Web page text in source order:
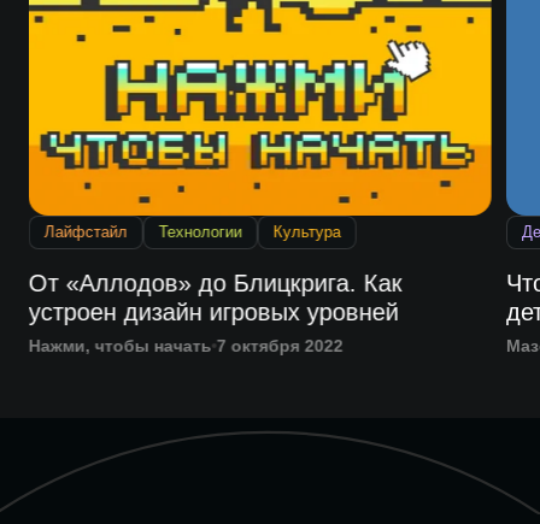
Лайфстайл Технологии Культура
От «Аллодов» до Блицкрига. Как
устроен дизайн игровых уровней
Нажми, чтобы начать 7 октября 2022